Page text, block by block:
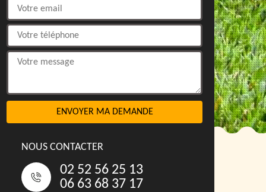
NOUS CONTACTER
02 52 56 25 13
06 63 68 37 17